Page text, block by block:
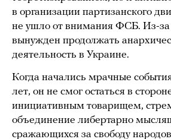
в организации партизанского
не ушло от внимания ФСБ. Из-за
вынужден продолжать
деятельность в Украине.
Когда начались мрачные
лет, он не смог остаться в
инициативным товарищем,
объединение либертарно
сражающихся за свободу